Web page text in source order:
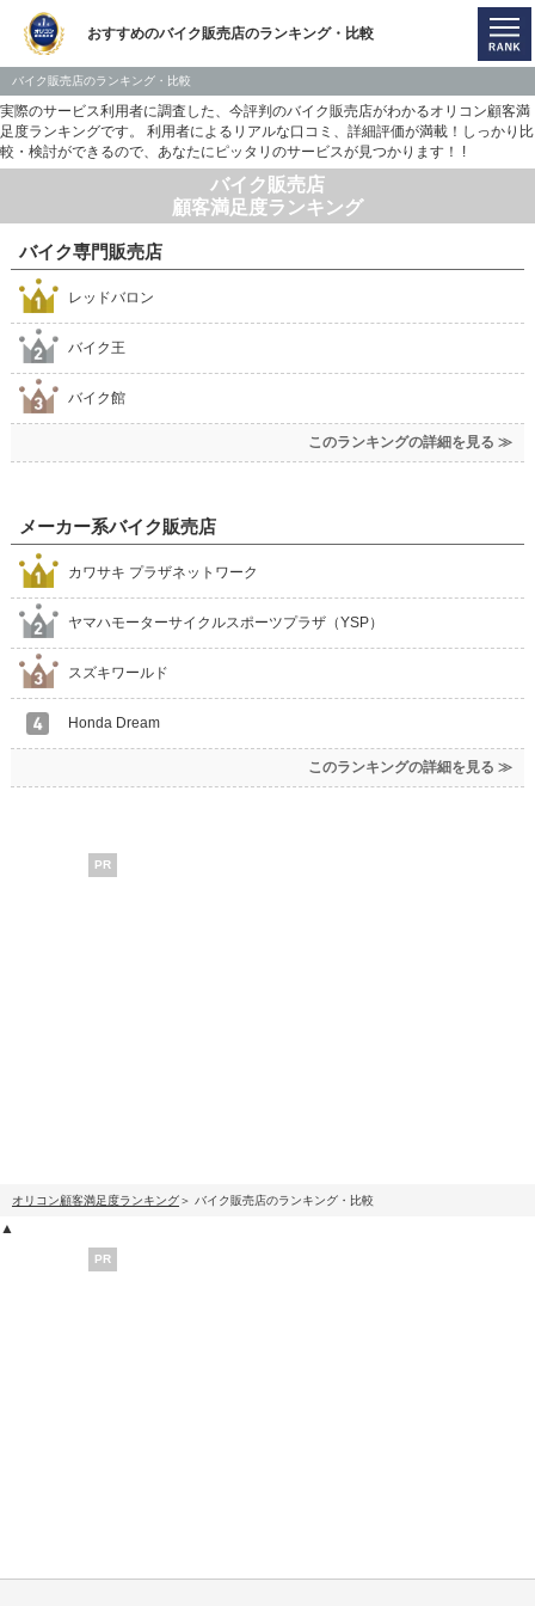
おすすめのバイク販売店のランキング・比較
バイク販売店のランキング・比較
実際のサービス利用者に調査した、今評判のバイク販売店がわかるオリコン顧客満
足度ランキングです。 利用者によるリアルな口コミ、詳細評価が満載！しっかり比
較・検討ができるので、あなたにピッタリのサービスが見つかります！ !
バイク販売店
顧客満足度ランキング
バイク専門販売店
レッドバロン
バイク王
バイク館
このランキングの詳細を見る ≫
メーカー系バイク販売店
カワサキ プラザネットワーク
ヤマハモーターサイクルスポーツプラザ（YSP）
スズキワールド
Honda Dream
このランキングの詳細を見る ≫
PR
オリコン顧客満足度ランキング バイク販売店のランキング・比較
▲
PR